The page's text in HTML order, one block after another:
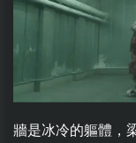
牆是冰冷的軀體，